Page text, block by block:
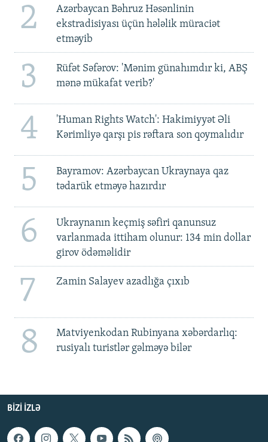
2
Azərbaycan Bəhruz Həsənlinin
ekstradisiyası üçün hələlik müraciət
etməyib
3
Rüfət Səfərov: 'Mənim günahımdır ki, ABŞ
mənə mükafat verib?'
4
'Human Rights Watch': Hakimiyyət Əli
Kərimliyə qarşı pis rəftara son qoymalıdır
5
Bayramov: Azərbaycan Ukraynaya qaz
tədarük etməyə hazırdır
6
Ukraynanın keçmiş səfiri qanunsuz
varlanmada ittiham olunur: 134 min dollar
girov ödəməlidir
7 Zamin Salayev azadlığa çıxıb
8
Matviyenkodan Rubinyana xəbərdarlıq:
rusiyalı turistlər gəlməyə bilər
BIZI IZLƏ